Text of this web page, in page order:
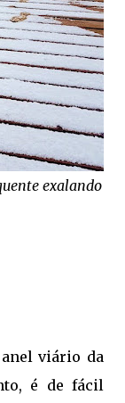
exalando
viário da
é de fácil